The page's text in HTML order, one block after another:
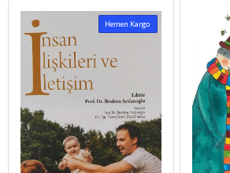
Hemen Kargo